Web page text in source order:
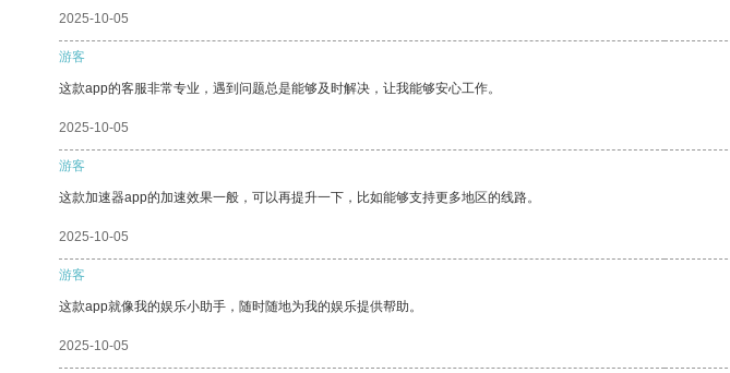
2025-10-05
游客
这款app的客服非常专业，遇到问题总是能够及时解决，让我能够安心工作。
2025-10-05
游客
这款加速器app的加速效果一般，可以再提升一下，比如能够支持更多地区的线路。
2025-10-05
游客
这款app就像我的娱乐小助手，随时随地为我的娱乐提供帮助。
2025-10-05